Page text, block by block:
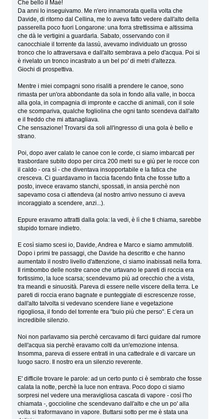
Che bello il Maè!
Da anni lo inseguivamo. Me n'ero innamorata quella volta che
Davide, di ritorno dal Cellina, me lo aveva fatto vedere dall'alto della
passerella poco fuori Longarone: una forra strettissima e altissima
che dà le vertigini a guardarla. Sabato, osservando con il
canocchiale il torrente da lassù, avevamo individuato un grosso
tronco che lo attraversava e dall'alto sembrava a pelo d'acqua. Poi si
è rivelato un tronco incastrato a un bel po' di metri d'altezza.
Giochi di prospettiva.
Mentre i miei compagni sono risaliti a prendere le canoe, sono
rimasta per un'ora abbondante da sola in fondo alla valle, in bocca
alla gola, in compagnia di impronte e cacche di animali, con il sole
che scompariva, qualche fogliolina che ogni tanto scendeva dall'alto
e il freddo che mi attanagliava.
Che sensazione! Trovarsi da soli all'ingresso di una gola è bello e
strano.
Poi, dopo aver calato le canoe con le corde, ci siamo imbarcati per
trasbordare subito dopo per circa 200 metri su e giù per le rocce con
il caldo - ora sì - che diventava insopportabile e la fatica che
cresceva. Ci guardavamo in faccia facendo finta che fosse tutto a
posto, invece eravamo stanchi, spossati, in ansia perchè non
sapevamo cosa ci attendeva (al nostro arrivo nessuno ci aveva
incoraggiato a scendere, anzi...).
Eppure eravamo attratti dalla gola: la vedi, è lì che ti chiama, sarebbe
stupido tornare indietro.
E così siamo scesi io, Davide, Andrea e Marco e siamo ammutoliti.
Dopo i primi tre passaggi, che Davide ha descritto e che hanno
aumentato il nostro livello d'attenzione, ci siamo inabissati nella forra.
Il rimbombo delle nostre canoe che urtavano le pareti di roccia era
fortissimo, la luce scarsa; scendevamo più ad orecchio che a vista,
tra meandi e sinuosità. Pareva di essere nelle viscere della terra. Le
pareti di roccia erano bagnate e punteggiate di escrescenze rosse,
dall'alto talvolta si vedevano scendere liane e vegetazione
rigogliosa, il fondo del torrente era "buio più che perso". E c'era un
incredibile silenzio.
Noi non parlavamo sia perchè cercavamo di farci guidare dal rumore
dell'acqua sia perchè eravamo colti da un'emozione intensa.
Insomma, pareva di essere entrati in una cattedrale e di varcare un
luogo sacro. Il nostro era un silenzio reverente.
E' difficile trovare le parole: ad un certo punto ci è sembrato che fosse
calata la notte, perchè la luce non entrava. Poco dopo ci siamo
sorpresi nel vedere una meravigliosa cascata di vapore - così l'ho
chiamata -, goccioline che scendevano dall'alto e che un po' alla
volta si traformavano in vapore. Buttarsi sotto per me è stata una